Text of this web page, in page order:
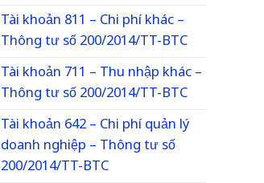
Tài khoản 811 – Chi phí khác –
Thông tư số 200/2014/TT-BTC
Tài khoản 711 – Thu nhập khác –
Thông tư số 200/2014/TT-BTC
Tài khoản 642 – Chi phí quản lý
doanh nghiệp – Thông tư số
200/2014/TT-BTC